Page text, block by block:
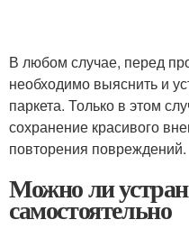
В любом случае, перед
необходимо выяснить и
паркета. Только в этом
сохранение красивого
повторения повреждений.
Можно ли
самостоятельно